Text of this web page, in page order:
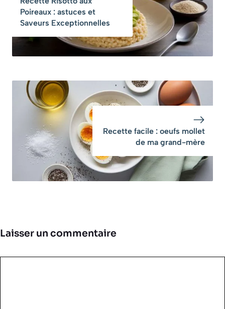
Poireaux : astuces et
Saveurs Exceptionnelles
Recette facile : oeufs mollet
de ma grand-mère
Laisser un commentaire